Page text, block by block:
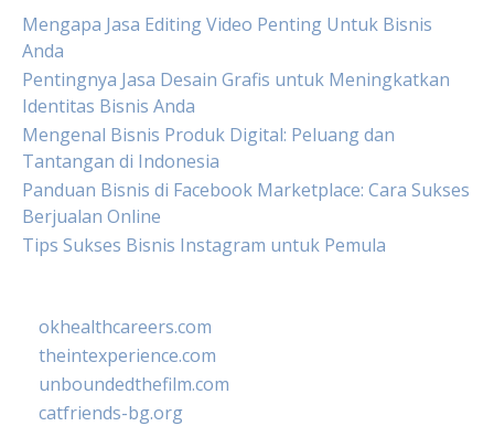
Mengapa Jasa Editing Video Penting Untuk Bisnis
Anda
Pentingnya Jasa Desain Grafis untuk Meningkatkan
Identitas Bisnis Anda
Mengenal Bisnis Produk Digital: Peluang dan
Tantangan di Indonesia
Panduan Bisnis di Facebook Marketplace: Cara Sukses
Berjualan Online
Tips Sukses Bisnis Instagram untuk Pemula
okhealthcareers.com
theintexperience.com
unboundedthefilm.com
catfriends-bg.org